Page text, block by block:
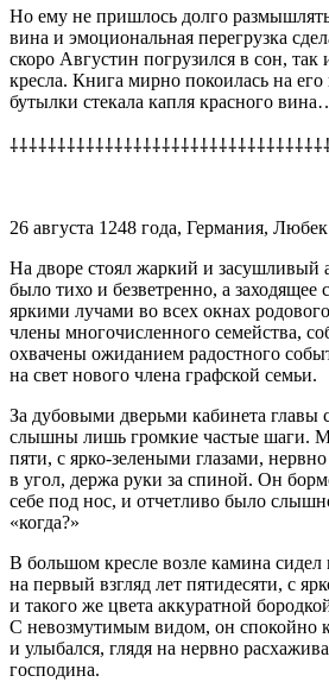
Но ему не пришлось долго
вина и эмоциональная перегрузка
скоро Августин погрузился в сон, так
кресла. Книга мирно покоилась на
бутылки стекала капля красного
26 августа 1248 года, Германия,
На дворе стоял жаркий и засушливый
было тихо и безветренно, а заходящее
яркими лучами во всех окнах
члены многочисленного семейства,
охвачены ожиданием радостного
на свет нового члена графской семьи.
За дубовыми дверьми кабинета главы
слышны лишь громкие частые шаги.
пяти, с ярко-зелеными глазами,
в угол, держа руки за спиной. Он
себе под нос, и отчетливо было
«когда?»
В большом кресле возле камина
на первый взгляд лет пятидесяти, с
и такого же цвета аккуратной
С невозмутимым видом, он спокойно
и улыбался, глядя на нервно
господина.